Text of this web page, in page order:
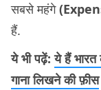
सबसे महंगे
हैं.
ये भी पढ़ें:ये हैं
गाना लिखने की फ़ीस